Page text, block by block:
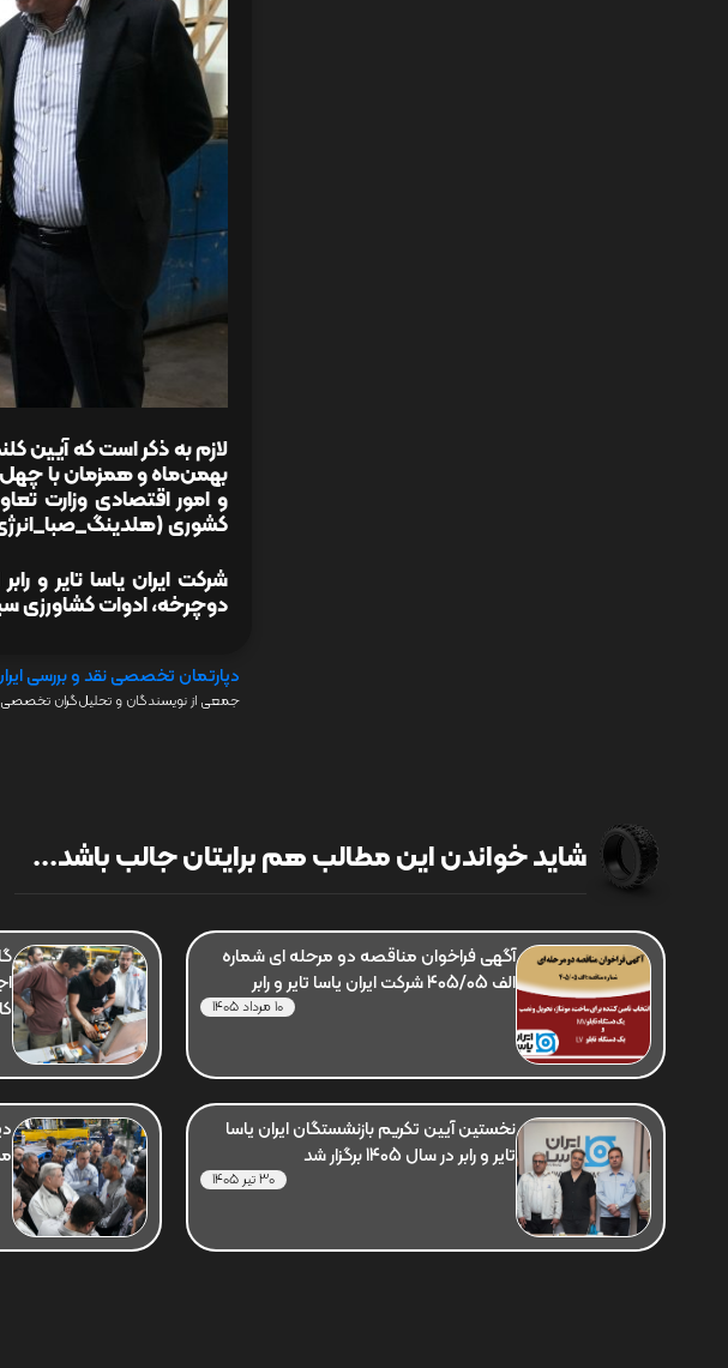
بهمن‌ماه و همزمان با
و امور اقتصادی وزارت
کشوری
دوچرخه، ادوات کشاورزی
دپارتمان تخصصی نقد و بررسی
جمعی از نویسندگان و تحلیل‌گران تخصصی
شاید خواندن این مطالب هم برایتان جالب باشد...
آگهی فراخوان مناقصه دو مرحله ای شماره
الف 405/05 شرکت ایران یاسا تایر و رابر
10 مرداد 1405
نخستین آیین تکریم بازنشستگان ایران یاسا
تایر و رابر در سال 1405 برگزار شد
30 تیر 1405